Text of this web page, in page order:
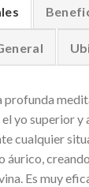
profunda
yo superior y
cualquier
áurico,
Es muy